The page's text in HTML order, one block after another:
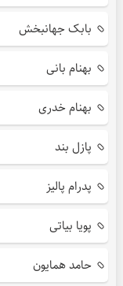
بابک جهانبخش
بهنام بانی
بهنام خدری
پازل بند
پدرام پالیز
پویا بیاتی
حامد همایون